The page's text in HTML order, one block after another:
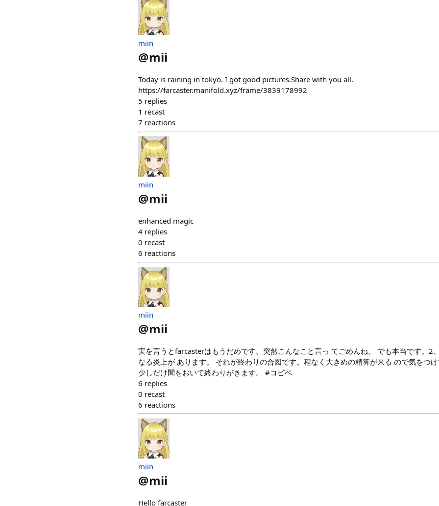
miin
@mii
Today is raining in tokyo. I got good pictures.Share with you all.
https://farcaster.manifold.xyz/frame/3839178992
5 replies
1 recast
7 reactions
miin
@mii
enhanced magic
4 replies
0 recast
6 reactions
miin
@mii
実を言うとfarcasterはもうだめです。突然こんなこと言っ てごめんね。 でも本当です。2
なる炎上が あります。 それが終わりの合図です。程なく大きめの精算が来る ので気をつけ
少しだけ間をおいて終わりがきます。 #コピペ
6 replies
0 recast
6 reactions
miin
@mii
Hello farcaster